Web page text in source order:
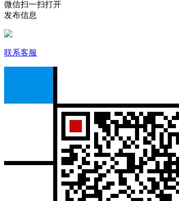
微信扫一扫打开
发布信息
联系客服